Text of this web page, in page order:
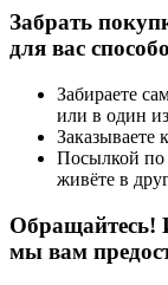
Забрать
для вас
Забираете
или в один
Заказываете
Посылкой по
живёте в
Обращайтесь!
мы вам